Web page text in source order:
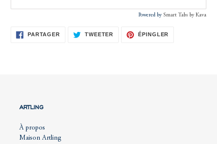
Powered by Smart Tabs by Kava
PARTAGER PARTAGERTWEETER TWEETERÉPINGLER
ARTLING
À propos
Maison Artling